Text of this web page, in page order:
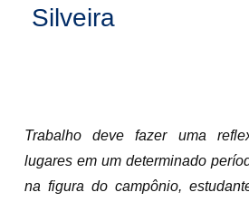
Silveira
Trabalho deve fazer uma
lugares em um determinado
na figura do campônio,